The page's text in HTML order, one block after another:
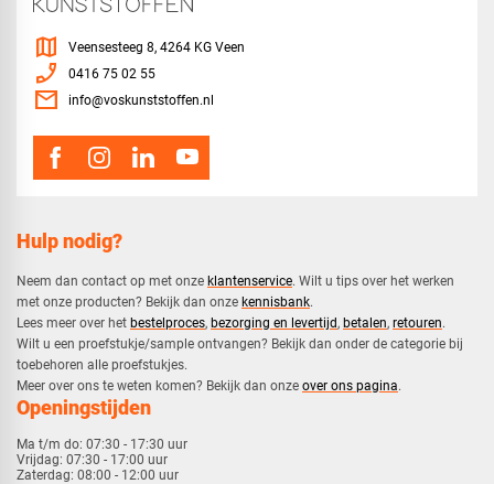
Hulp nodig?
Neem dan contact op met onze klantenservice. Wilt u tips over het werken
met onze producten? Bekijk dan onze kennisbank.
​Lees meer over het bestelproces, bezorging en levertijd, betalen, retouren.​
​Wilt u een proefstukje/sample ontvangen? Bekijk dan onder de categorie bij
toebehoren alle proefstukjes.
​​Meer over ons te weten komen? Bekijk dan onze over ons pagina.
Openingstijden
Ma t/m do: 07:30 - 17:30 uur
Vrijdag: 07:30 - 17:00 uur
Zaterdag: 08:00 - 12:00 uur
map Veensesteeg 8, 4264 KG Veen
phone_enabled 0416 75 02 55
mail info@voskunststoffen.nl